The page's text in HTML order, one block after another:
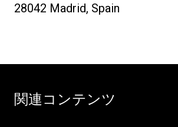
28042 Madrid, Spain
関連コンテンツ